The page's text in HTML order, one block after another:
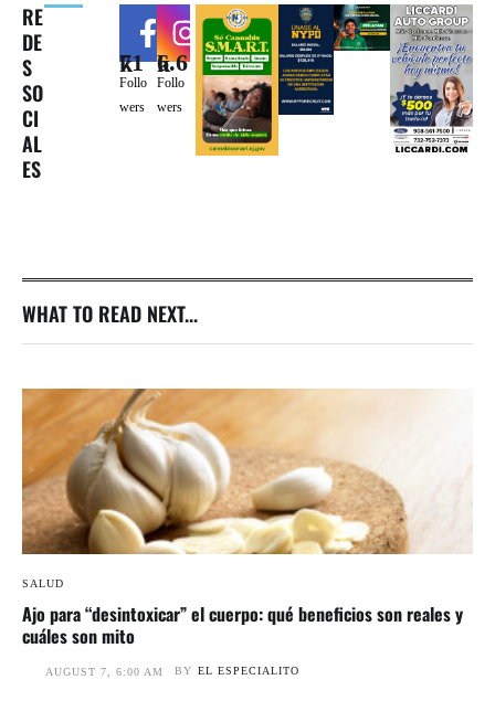
RE
DE
S
SO
CI
AL
ES
71k
Follo
wers
6.6k
Follo
wers
WHAT TO READ NEXT...
SALUD
Ajo para “desintoxicar” el cuerpo: qué beneficios son reales y
cuáles son mito
AUGUST 7, 6:00 AM BY EL ESPECIALITO